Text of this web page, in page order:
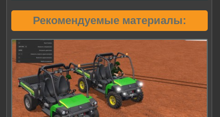
Рекомендуемые материалы: